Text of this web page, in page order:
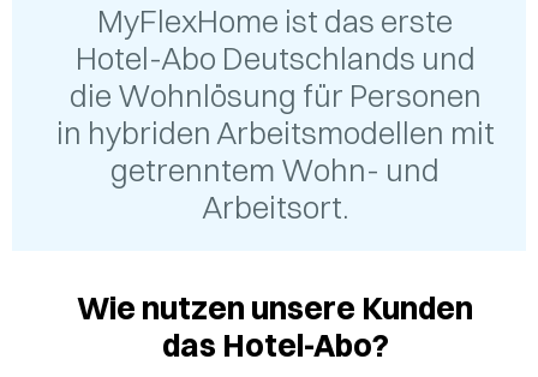
MyFlexHome ist das erste
Hotel-Abo Deutschlands und
die Wohnlösung für Personen
in hybriden Arbeitsmodellen mit
getrenntem Wohn- und
Arbeitsort.
Wie nutzen unsere Kunden
das Hotel-Abo?